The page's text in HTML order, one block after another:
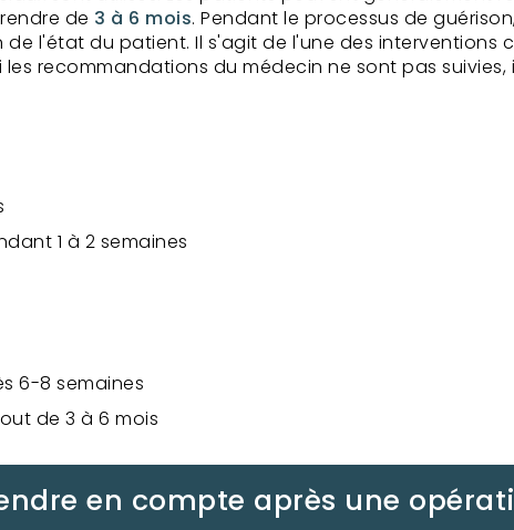
de 3 à 6 mois. Pendant le processus de
l'état du patient. Il s'agit de l'une des interventions
recommandations du médecin ne sont pas
1 à 2 semaines
6-8 semaines
de 3 à 6 mois
en compte après une